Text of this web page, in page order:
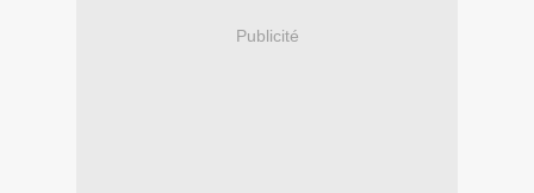
Publicité